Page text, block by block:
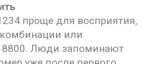
проще для восприятия,
или
8800. Люди запоминают